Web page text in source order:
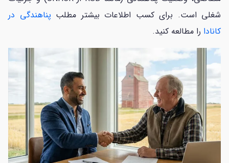
شغلی است. برای کسب اطلاعات بیشتر مطلب پناهندگی در
کانادا را مطالعه کنید.